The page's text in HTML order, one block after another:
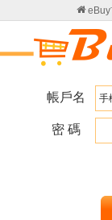
eBuy
帳戶名
密 碼